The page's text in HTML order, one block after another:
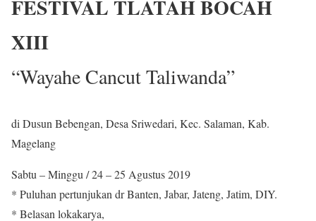
FESTIVAL TLATAH BOCAH
XIII
“Wayahe Cancut Taliwanda”
di Dusun Bebengan, Desa Sriwedari, Kec. Salaman, Kab.
Magelang
Sabtu – Minggu / 24 – 25 Agustus 2019
* Puluhan pertunjukan dr Banten, Jabar, Jateng, Jatim, DIY.
* Belasan lokakarya,